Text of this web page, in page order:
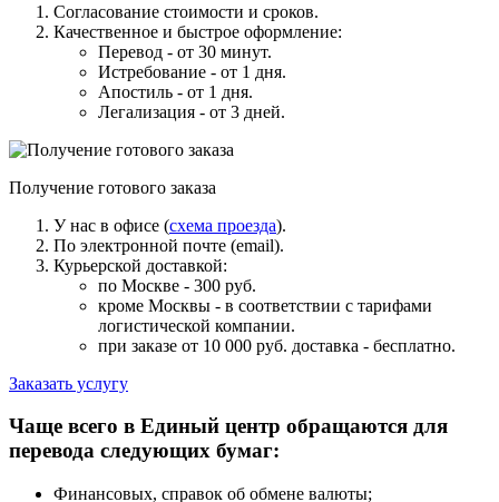
Согласование стоимости и сроков.
Качественное и быстрое оформление:
Перевод - от 30 минут.
Истребование - от 1 дня.
Апостиль - от 1 дня.
Легализация - от 3 дней.
Получение готового заказа
У нас в офисе (схема проезда).
По электронной почте (email).
Курьерской доставкой:
по Москве - 300 руб.
кроме Москвы - в соответствии с тарифами
логистической компании.
при заказе от 10 000 руб. доставка - бесплатно.
Заказать услугу
Чаще всего в Единый центр обращаются для
перевода следующих бумаг:
Финансовых, справок об обмене валюты;